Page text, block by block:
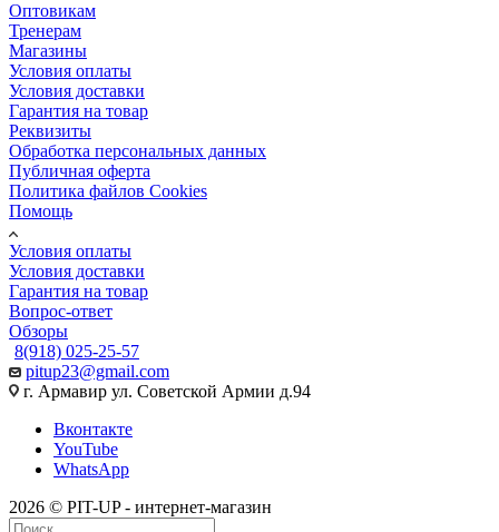
Оптовикам
Тренерам
Магазины
Условия оплаты
Условия доставки
Гарантия на товар
Реквизиты
Обработка персональных данных
Публичная оферта
Политика файлов Cookies
Помощь
Условия оплаты
Условия доставки
Гарантия на товар
Вопрос-ответ
Обзоры
8(918) 025-25-57
pitup23@gmail.com
г. Армавир ул. Советской Армии д.94
Вконтакте
YouTube
WhatsApp
2026 © PIT-UP - интернет-магазин